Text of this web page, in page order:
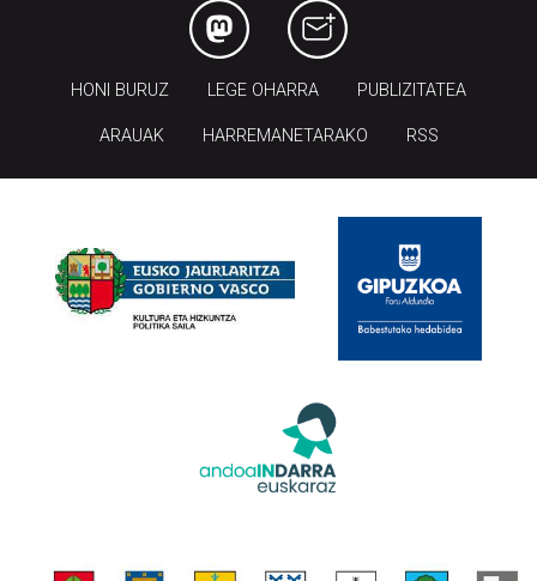
HONI BURUZ LEGE OHARRA PUBLIZITATEA
ARAUAK HARREMANETARAKO RSS